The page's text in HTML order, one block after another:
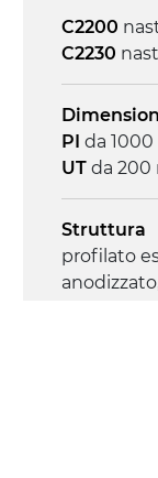
Controllo
on/off, E-
C2200
C2230
PI da
UT da 200
Struttura
profilato